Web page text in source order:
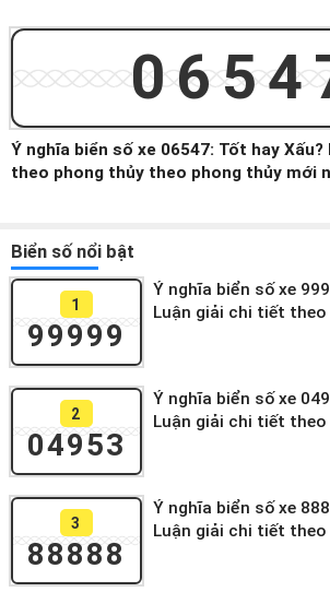
Ý nghĩa biển số xe 06547: Tốt hay
theo phong thủy theo phong thủy mới
Biển số nổi bật
1
99999
Ý nghĩa biển số xe
Luận giải chi tiết
2
04953
Ý nghĩa biển số xe
Luận giải chi tiết
3
88888
Ý nghĩa biển số xe
Luận giải chi tiết